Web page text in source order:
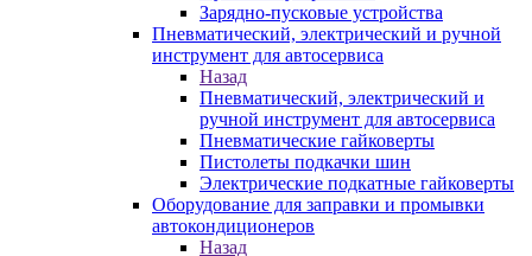
Зарядно-пусковые устройства
Пневматический, электрический и ручной
инструмент для автосервиса
Назад
Пневматический, электрический и
ручной инструмент для автосервиса
Пневматические гайковерты
Пистолеты подкачки шин
Электрические подкатные гайковерты
Оборудование для заправки и промывки
автокондиционеров
Назад